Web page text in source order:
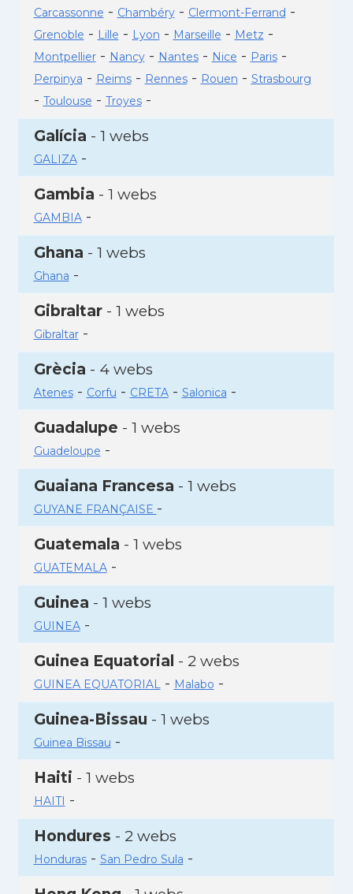
Carcassonne - Chambéry- Clermont-Ferrand -
Grenoble - Lille - Lyon - Marseille - Metz -
Montpellier- Nancy- Nantes- Nice - Paris-
Perpinya - Reims- Rennes- Rouen - Strasbourg
- Toulouse - Troyes-
Galícia - 1 webs
GALIZA-
Gambia - 1 webs
GAMBIA-
Ghana - 1 webs
Ghana -
Gibraltar- 1 webs
Gibraltar-
Grècia - 4 webs
Atenes- Corfu - CRETA- Salonica -
Guadalupe - 1 webs
Guadeloupe -
Guaiana Francesa - 1 webs
GUYANE FRANÇAISE -
Guatemala - 1 webs
GUATEMALA-
Guinea - 1 webs
GUINEA-
Guinea Equatorial - 2 webs
GUINEA EQUATORIAL- Malabo -
Guinea-Bissau - 1 webs
Guinea Bissau -
Haiti - 1 webs
HAITI -
Hondures - 2 webs
Honduras- San Pedro Sula -